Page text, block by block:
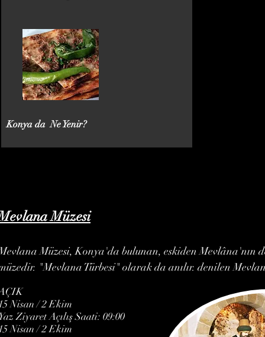
Konya da Ne Yenir?
Müzesi
Müzesi, Konya'da bulunan, eskiden Mevlâna'nın
"Mevlana Türbesi" olarak da anılır. denilen
Nisan / 2 Ekim
Ziyaret Açılış Saati: 09:00
Nisan / 2 Ekim